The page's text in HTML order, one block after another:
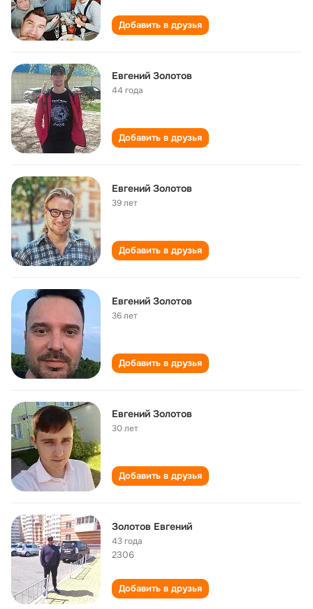
Добавить в друзья
Евгений Золотов
44 года
Добавить в друзья
Евгений Золотов
39 лет
Добавить в друзья
Евгений Золотов
36 лет
Добавить в друзья
Евгений Золотов
30 лет
Добавить в друзья
Золотов Евгений
43 года
2306
Добавить в друзья